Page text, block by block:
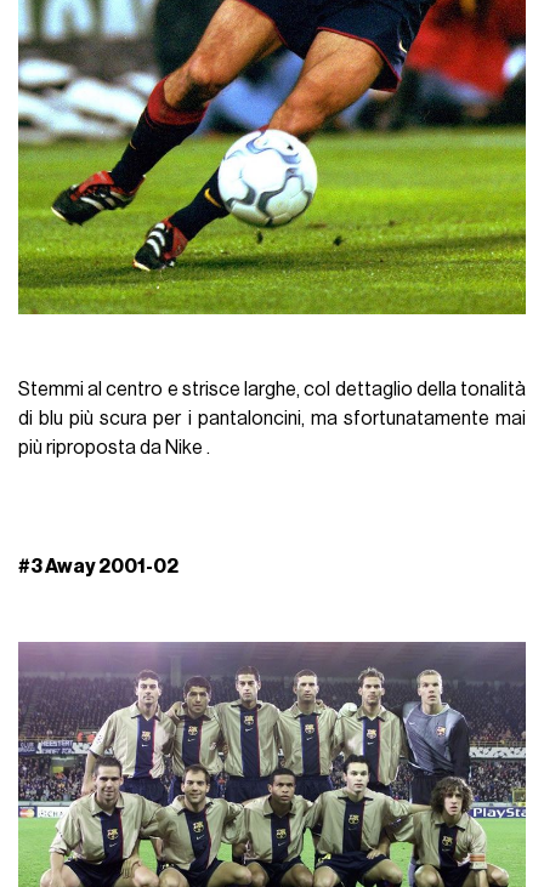
Stemmi al centro e strisce larghe, col dettaglio della tonalità
di blu più scura per i pantaloncini, ma sfortunatamente mai
più riproposta da Nike .
#3 Away 2001-02